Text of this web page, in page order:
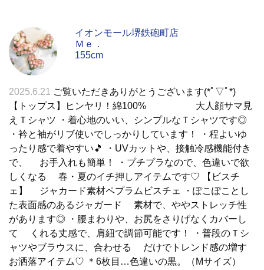
イオンモール堺鉄砲町店
Ｍｅ．
155cm
2025.6.21
ご覧いただきありがとうございます(*ﾟ▽ﾟ*)
【トップス】ヒンヤリ！綿100% 大人顔サマ見
えＴシャツ ・着心地のいい、シンプルなＴシャツです◎
・衿と袖がリブ使いでしっかりしています！ ・程よいゆ
ったり感で着やすい🎵 ・UVカットや、接触冷感機能付き
で、 お手入れも簡単！ ・プチプラなので、色違いで欲
しくなる 春・夏のイチ押しアイテムです♡ 【ビスチ
ェ】 ジャカード素材ペプラムビスチェ ・ぽこぽことし
た表面感のあるジャガード 素材で、ややストレッチ性
があります◎ ・腰まわりや、お尻をさりげなくカバーし
て くれる丈感で、肩紐で調節可能です！ ・普段のＴシ
ャツやブラウスに、合わせる だけでトレンド感の増す
お洒落アイテム♡ ＊6枚目…色違いの黒。（Mサイズ）